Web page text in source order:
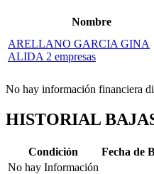
Nombre
ARELLANO GARCIA GINA
ALIDA 2 empresas
No hay información financiera
HISTORIAL
Condición
Fecha de
No hay Información